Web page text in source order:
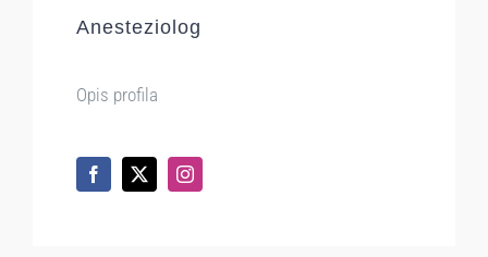
Anesteziolog
Opis profila